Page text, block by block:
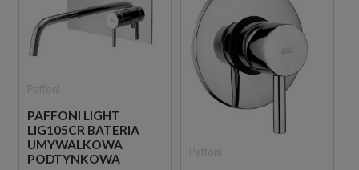
PAFFONI LIGHT
LIG105CR BATERIA
UMYWALKOWA
PODTYNKOWA